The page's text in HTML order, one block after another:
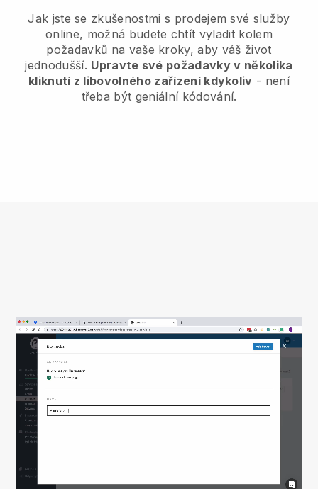
Jak jste se zkušenostmi s prodejem své služby
online, možná budete chtít vyladit kolem
požadavků na vaše kroky, aby váš život
jednodušší. Upravte své požadavky v několika
kliknutí z libovolného zařízení kdykoliv - není
třeba být geniální kódování.